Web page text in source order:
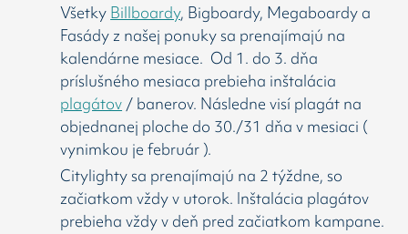
Všetky Billboardy, Bigboardy, Megaboardy a
Fasády z našej ponuky sa prenajímajú na
kalendárne mesiace. Od 1. do 3. dňa
príslušného mesiaca prebieha inštalácia
plagátov / banerov. Následne visí plagát na
objednanej ploche do 30./31 dňa v mesiaci (
vynimkou je február ).
Citylighty sa prenajímajú na 2 týždne, so
začiatkom vždy v utorok. Inštalácia plagátov
prebieha vždy v deň pred začiatkom kampane.